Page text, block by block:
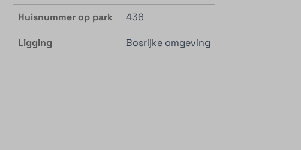
Huisnummer op park 436
Ligging Bosrijke omgeving